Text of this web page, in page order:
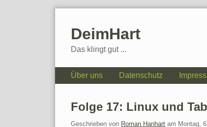
DeimHart
Das klingt gut ...
Navigation
Über uns Datenschutz
Folge 17: Linux und
Geschrieben von Roman Hanhart am Montag,